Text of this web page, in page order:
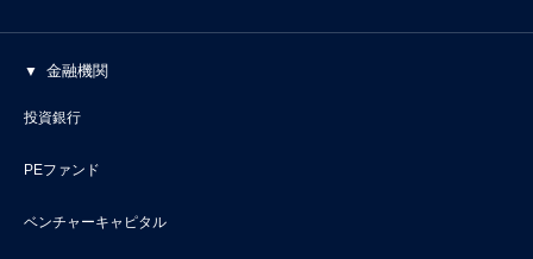
金融機関
投資銀行
PEファンド
ベンチャーキャピタル